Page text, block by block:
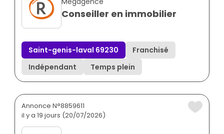
Conseiller en immobilier
Saint-genis-laval 69230
Franchisé
Indépendant
Temps plein
Annonce N°8859611
il y a 19 jours (20/07/2026)